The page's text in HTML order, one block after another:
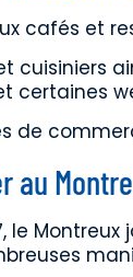
cafés et
cuisiniers
certaines
de
au
le